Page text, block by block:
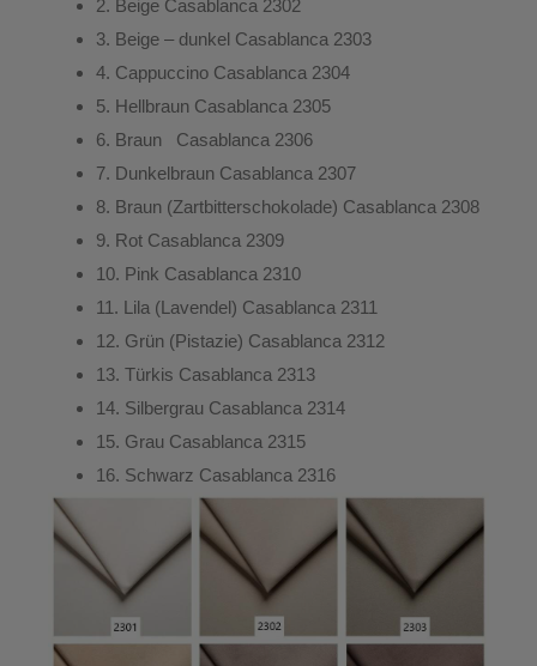
2. Beige Casablanca 2302
3. Beige – dunkel Casablanca 2303
4. Cappuccino Casablanca 2304
5. Hellbraun Casablanca 2305
6. Braun
Casablanca 2306
7. Dunkelbraun Casablanca 2307
8. Braun (Zartbitterschokolade) Casablanca 2308
9. Rot Casablanca 2309
10. Pink Casablanca 2310
11. Lila (Lavendel) Casablanca 2311
12. Grün (Pistazie) Casablanca 2312
13. Türkis Casablanca 2313
14. Silbergrau Casablanca 2314
15. Grau Casablanca 2315
16. Schwarz Casablanca 2316